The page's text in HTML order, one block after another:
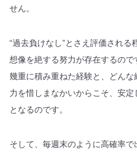
せん。
“過去負けなし”とさえ評価され
想像を絶する努力が存在するので
幾重に積み重ねた経験と、どん
力を惜しまなかいからこそ、安
となるのです。
そして、毎週末のように高確率